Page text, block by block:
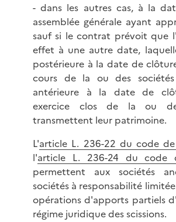
- dans les autres cas, à la
assemblée générale ayant
sauf si le contrat prévoit que
effet à une autre date,
postérieure à la date de
cours de la ou des
antérieure à la date de
exercice clos de la ou
transmettent leur patrimoine.
L'article L. 236-22 du code
l'article L. 236-24 du code
permettent aux sociétés
sociétés à responsabilité
opérations d'apports partiels
régime juridique des scissions.